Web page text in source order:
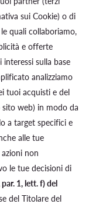
sui Cookie) o di
quali collaboriamo,
e offerte
sulla base
analizziamo
tuoi acquisti e del
web) in modo da
a target specifici e
alle tue
non
le tue decisioni di
1, lett. f) del
del Titolare del